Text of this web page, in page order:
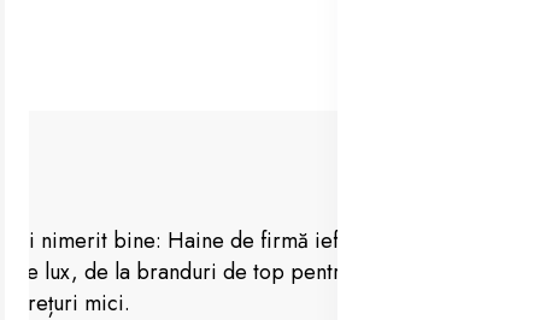
Ai nimerit bine: Haine de firmă ieftine, vestimentație
de lux, de la branduri de top pentru femei, barbați la
prețuri mici.